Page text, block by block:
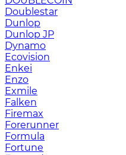
Doublestar
Dunlop
Dunlop JP
Dynamo
Ecovision
Enkei
Enzo
Exmile
Falken
Firemax
Forerunner
Formula
Fortune